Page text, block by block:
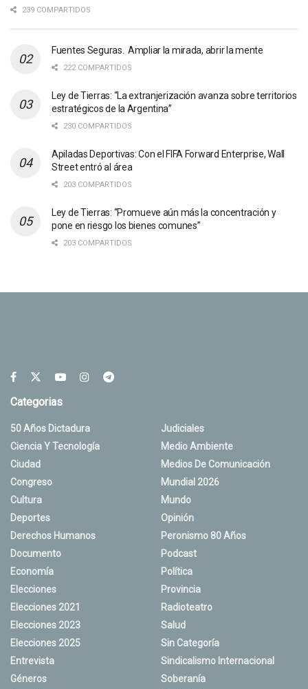
239 COMPARTIDOS
Fuentes Seguras. Ampliar la mirada, abrir la mente
222 COMPARTIDOS
Ley de Tierras: “La extranjerización avanza sobre territorios
estratégicos de la Argentina”
230 COMPARTIDOS
Apiladas Deportivas: Con el FIFA Forward Enterprise, Wall
Street entró al área
203 COMPARTIDOS
Ley de Tierras: “Promueve aún más la concentración y
pone en riesgo los bienes comunes”
203 COMPARTIDOS
Categorias
50 Años Dictadura
Ciencia Y Tecnología
Ciudad
Congreso
Cultura
Deportes
Derechos Humanos
Documento
Economía
Elecciones
Elecciones 2021
Elecciones 2023
Elecciones 2025
Entrevista
Géneros
Judiciales
Medio Ambiente
Medios De Comunicación
Mundial 2026
Mundo
Opinión
Peronismo 80 Años
Podcast
Política
Provincia
Radioteatro
Salud
Sin Categoría
Sindicalismo Internacional
Soberanía